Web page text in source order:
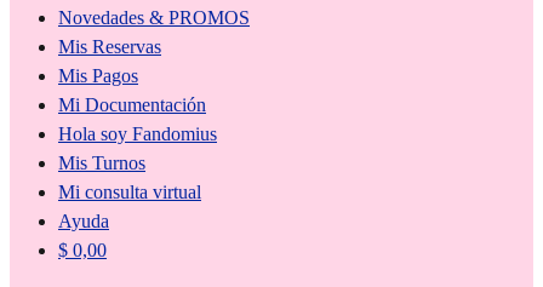
Novedades & PROMOS
Mis Reservas
Mis Pagos
Mi Documentación
Hola soy Fandomius
Mis Turnos
Mi consulta virtual
Ayuda
$ 0,00